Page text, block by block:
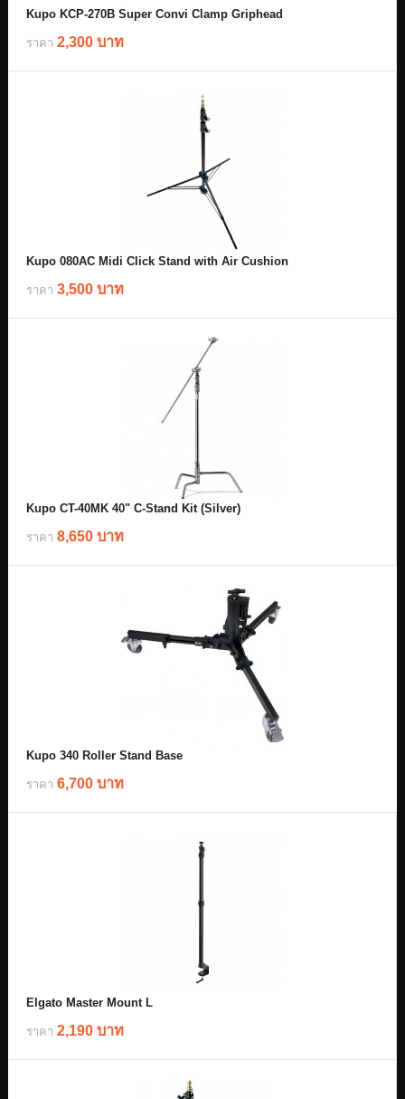
Kupo KCP-270B Super Convi Clamp Griphead
ราคา 2,300 บาท
Kupo 080AC Midi Click Stand with Air Cushion
ราคา 3,500 บาท
Kupo CT-40MK 40" C-Stand Kit (Silver)
ราคา 8,650 บาท
Kupo 340 Roller Stand Base
ราคา 6,700 บาท
Elgato Master Mount L
ราคา 2,190 บาท